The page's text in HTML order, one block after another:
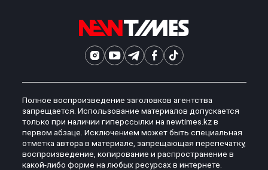
Полное воспроизведение заголовков агентства
запрещается. Использование материалов допускается
только при наличии гиперссылки на newtimes.kz в
первом абзаце. Исключением может быть специальная
отметка автора в материале, запрещающая перепечатку,
воспроизведение, копирование и распространение в
какой-либо форме на любых ресурсах в интернете.